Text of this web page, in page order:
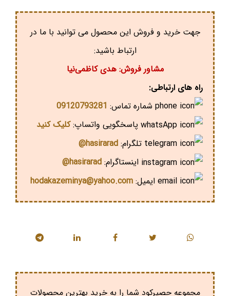
جهت خرید و فروش این محصول می توانید با ما در
ارتباط باشید:
مشاور فروش: هدی کاظمی‌نیا
راه های ارتباطی:
شماره تماس: 09120793281
پاسخگویی واتساپ:کلیک کنید
تلگرام: hasirarad@
اینستاگرام: hasirarad@
ایمیل: hodakazeminya@yahoo.com
مجموعه حصیرکود شما را به خرید بهترین محصولات